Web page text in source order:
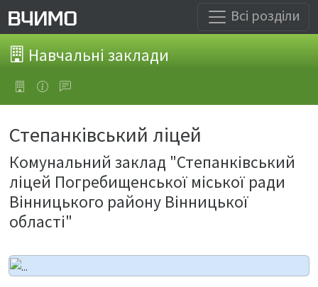
Всі розділи
Навчальні заклади
Степанківський ліцей
Комунальний заклад "Степанківський
ліцей Погребищенської міської ради
Вінницького району Вінницької
області"